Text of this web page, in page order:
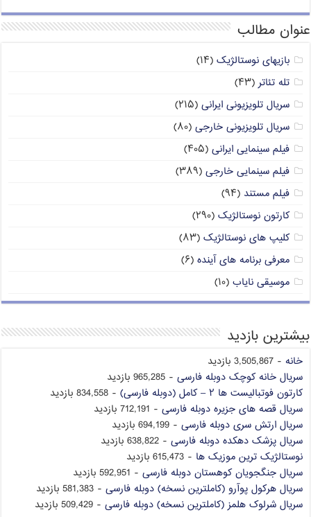
عنوان مطالب
بازیهای نوستالژیک (۱۴)
تله تئاتر (۴۳)
سریال تلویزیونی ایرانی (۲۱۵)
سریال تلویزیونی خارجی (۸۰)
فیلم سینمایی ایرانی (۴۰۵)
فیلم سینمایی خارجی (۳۸۹)
فیلم مستند (۹۴)
کارتون نوستالژیک (۲۹۰)
کلیپ های نوستالژیک (۸۳)
معرفی برنامه های آینده (۶)
موسیقی نایاب (۱۰)
بیشترین بازدید
خانه - 3,505,867 بازدید
سریال خانه کوچک دوبله فارسی - 965,285 بازدید
کارتون فوتبالیست ها ۲ – کامل (دوبله فارسی)
- 834,558 بازدید
سریال قصه های جزیره دوبله فارسی - 712,191 بازدید
سریال ارتش سری دوبله فارسی - 694,199 بازدید
سریال پزشک دهکده دوبله فارسی - 638,822 بازدید
نوستالژیک ترین موزیک ها - 615,473 بازدید
سریال جنگجویان کوهستان دوبله فارسی - 592,951 بازدید
سریال هرکول پوآرو (کاملترین نسخه) دوبله فارسی - 581,383 بازدید
سریال شرلوک هلمز (کاملترین نسخه) دوبله فارسی - 509,429 بازدید